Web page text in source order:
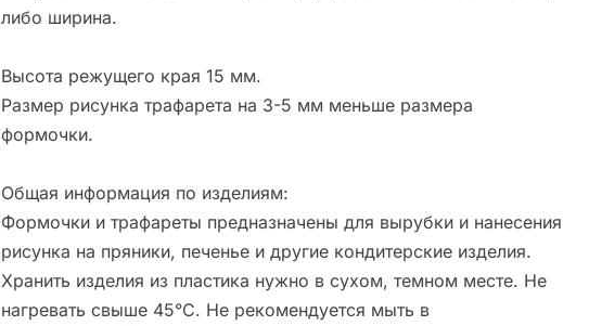
либо ширина.
Высота режущего края 15 мм.
Размер рисунка трафарета на 3-5 мм меньше размера
формочки.
Общая информация по изделиям:
Формочки и трафареты предназначены для вырубки и нанесения
рисунка на пряники, печенье и другие кондитерские изделия.
Хранить изделия из пластика нужно в сухом, темном месте. Не
нагревать свыше 45°С. Не рекомендуется мыть в